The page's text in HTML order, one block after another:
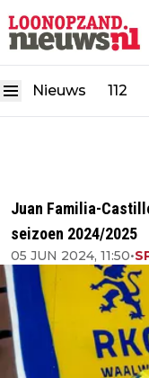
Nieuws 112
Juan Familia-
seizoen 2024/2025
05 JUN 2024, 11:50•